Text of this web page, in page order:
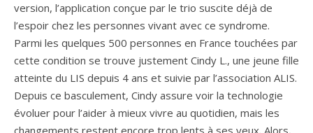
version, l’application conçue par le trio suscite déjà de
l’espoir chez les personnes vivant avec ce syndrome.
Parmi les quelques 500 personnes en France touchées par
cette condition se trouve justement Cindy L., une jeune fille
atteinte du LIS depuis 4 ans et suivie par l’association ALIS.
Depuis ce basculement, Cindy assure voir la technologie
évoluer pour l’aider à mieux vivre au quotidien, mais les